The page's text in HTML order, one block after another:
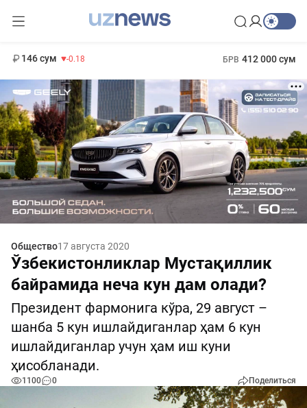
146 сум -0.18 БРВ 412 000 сум
Общество17 августа 2020
Ўзбекистонликлар Мустақиллик
байрамида неча кун дам олади?
Президент фармонига кўра, 29 август –
шанба 5 кун ишлайдиганлар ҳам 6 кун
ишлайдиганлар учун ҳам иш куни
ҳисобланади.
1100 0 Поделиться